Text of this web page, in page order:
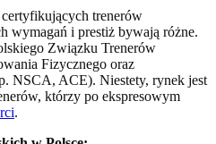
trenerów
wymagań i prestiż bywają różne.
Związku Trenerów
Fizycznego oraz
NSCA, ACE). Niestety, rynek jest
którzy po ekspresowym
.